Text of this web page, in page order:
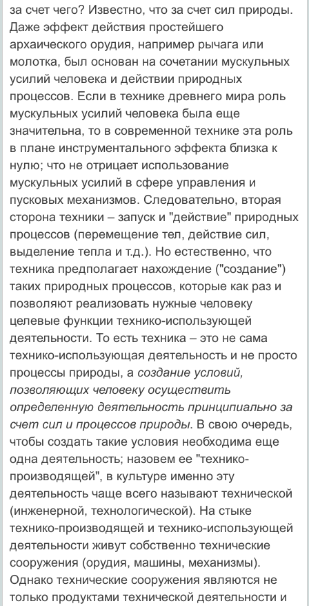
за счет чего? Известно, что за счет сил природы.
Даже эффект действия простейшего
архаического орудия, например рычага или
молотка, был основан на сочетании мускульных
усилий человека и действии природных
процессов. Если в технике древнего мира роль
мускульных усилий человека была еще
значительна, то в современной технике эта роль
в плане инструментального эффекта близка к
нулю; что не отрицает использование
мускульных усилий в сфере управления и
пусковых механизмов. Следовательно, вторая
сторона техники – запуск и "действие" природных
процессов (перемещение тел, действие сил,
выделение тепла и т.д.). Но естественно, что
техника предполагает нахождение ("создание")
таких природных процессов, которые как раз и
позволяют реализовать нужные человеку
целевые функции технико-использующей
деятельности. То есть техника – это не сама
технико-использующая деятельность и не просто
процессы природы, а создание условий,
позволяющих человеку осуществить
определенную деятельность принципиально за
счет сил и процессов природы. В свою очередь,
чтобы создать такие условия необходима еще
одна деятельность; назовем ее "технико-
производящей", в культуре именно эту
деятельность чаще всего называют технической
(инженерной, технологической). На стыке
технико-производящей и технико-использующей
деятельности живут собственно технические
сооружения (орудия, машины, механизмы).
Однако технические сооружения являются не
только продуктами технической деятельности и